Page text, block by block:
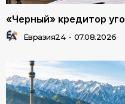
«Черный» кредитор
Евразия24 - 07.08.2026